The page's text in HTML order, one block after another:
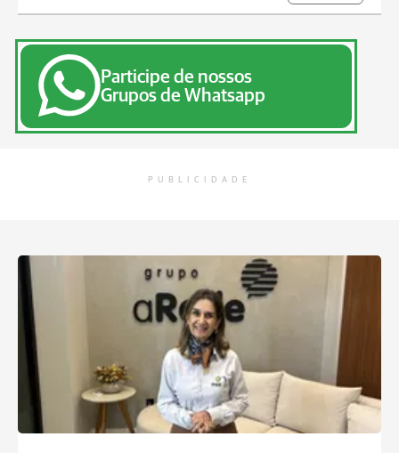
Participe de nossos
Grupos de Whatsapp
PUBLICIDADE